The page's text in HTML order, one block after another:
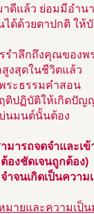
าดีแล้ว ย่อมมีอำน
ได้ด้วยตาปกติ ให้
รำลึกถึงคุณของพ
งสุดในชีวิตแล้ว
ระธรรมคำสอน
ติปฏิบัติให้เกิดปัญ
นมนต์นั้นต้อง
ารถจดจำและเข้
องชัดเจนถูกต้อง)
ำจนเกิดเป็นความ
ายและความเป็